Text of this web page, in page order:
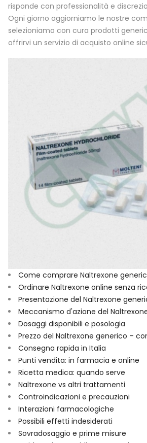
risponde con professionalità e
Ogni giorno aggiorniamo le nostre
selezioniamo con cura prodotti
offrirvi un servizio di acquisto online
Come comprare Naltrexone
Ordinare Naltrexone online senza
Presentazione del Naltrexone
Meccanismo d'azione del
Dosaggi disponibili e posologia
Prezzo del Naltrexone generico –
Consegna rapida in Italia
Punti vendita: in farmacia e online
Ricetta medica: quando serve
Naltrexone vs altri trattamenti
Controindicazioni e precauzioni
Interazioni farmacologiche
Possibili effetti indesiderati
Sovradosaggio e prime misure